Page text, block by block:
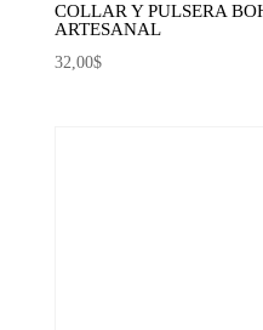
COLLAR Y PULSERA
ARTESANAL
32,00$